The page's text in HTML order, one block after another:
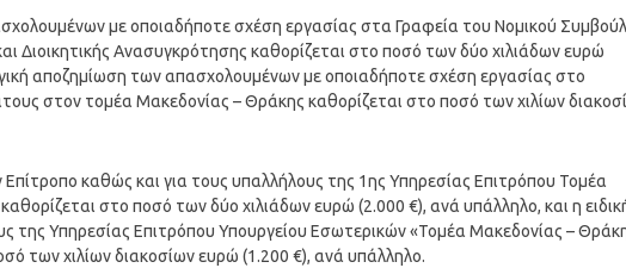
με οποιαδήποτε σχέση εργασίας στα Γραφεία του Νομικού
Διοικητικής Ανασυγκρότησης καθορίζεται στο ποσό των δύο χιλιάδων ευρώ
αποζημίωση των απασχολουμένων με οποιαδήποτε σχέση εργασίας στο
στον τομέα Μακεδονίας – Θράκης καθορίζεται στο ποσό των χιλίων
Επίτροπο καθώς και για τους υπαλλήλους της 1ης Υπηρεσίας Επιτρόπου Τομέα
στο ποσό των δύο χιλιάδων ευρώ (2.000 €), ανά υπάλληλο, και η
της Υπηρεσίας Επιτρόπου Υπουργείου Εσωτερικών «Τομέα Μακεδονίας –
των χιλίων διακοσίων ευρώ (1.200 €), ανά υπάλληλο.